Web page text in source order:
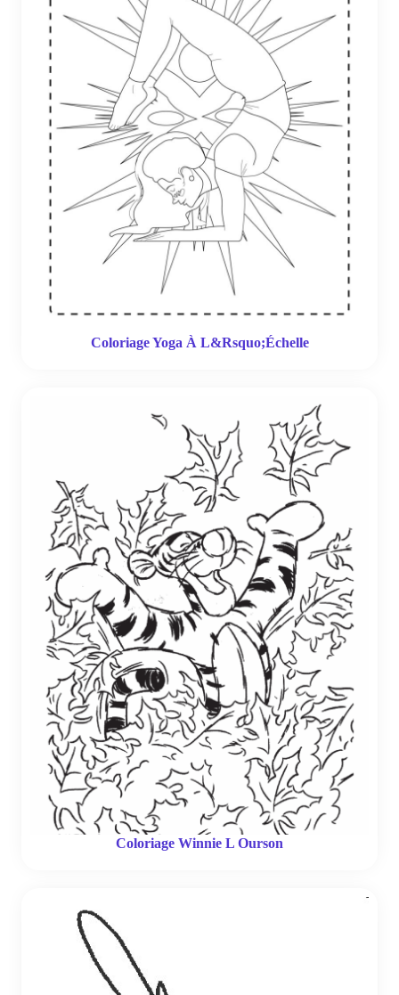
Coloriage Yoga À L&Rsquo;Échelle
Coloriage Winnie L Ourson